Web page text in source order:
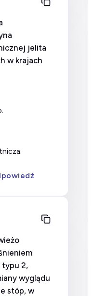
jelita
w krajach
typu 2,
wyglądu
stóp, w